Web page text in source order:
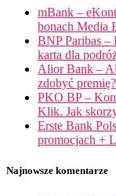
mBank –
bonach Media
BNP Paribas –
karta dla
Alior Bank –
zdobyć premię?
PKO BP –
Klik. Jak
Erste Bank
promocjach +
Najnowsze komentarze